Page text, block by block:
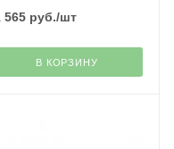
565руб./шт
В КОРЗИНУ